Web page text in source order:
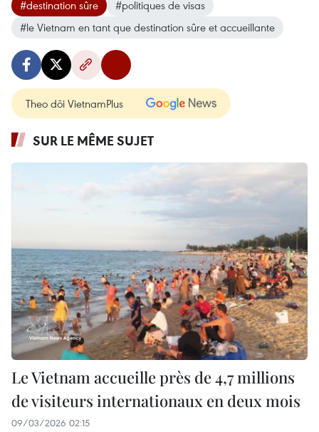
#destination sûre
#politiques de visas
#le Vietnam en tant que destination sûre et accueillante
Theo dõi VietnamPlus
SUR LE MÊME SUJET
Le Vietnam accueille près de 4,7 millions
de visiteurs internationaux en deux mois
09/03/2026 02:15